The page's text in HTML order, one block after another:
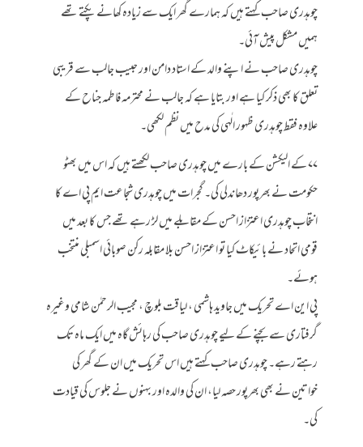
چوہدری صاحب کہتے ہیں کہ ہمارے گھر ایک سے زیادہ کھانے پکتے تھے
ہمیں مشکل پیش آئی۔
چوہدری صاحب نے اپنے والد کے استاد دامن اور حبیب جالب سے قریبی
تعلق کا بھی ذکر کیا ہے اور بتایا ہے کہ جالب نے محترمہ فاطمہ جناح کے
علاوہ فقط چوہدری ظہور الٰہی کی مدح میں نظم لکھی۔
۷۷ کے الیکشن کے بارے میں چوہدری صاحب لکھتے ہیں کہ اس میں بھٹو
حکومت نے بھرپور دھاندلی کی۔ گجرات میں چوہدری شجاعت ایم پی اے کا
انتخاب چوہدری اعتزاز احسن کے مقابلے میں لڑ رہے تھے جس کا بعد میں
قومی اتحاد نے بائیکاٹ کیا تو اعتزاز احسن بلا مقابلہ رکن صوبائی اسمبلی منتخب
ہوئے۔
پی این اے تحریک میں جاوید ہاشمی ، لیاقت بلوچ ، مجیب الرحمٰن شامی وغیرہ
گرفتاری سے بچنے کے لیے چوہدری صاحب کی رہائش گاہ میں ایک ماہ تک
رہتے رہے۔ چوہدری صاحب کہتے ہیں اس تحریک میں ان کے گھر کی
خواتین نے بھی بھرپور حصہ لیا، ان کی والدہ اور بہنوں نے جلوس کی قیادت
کی۔